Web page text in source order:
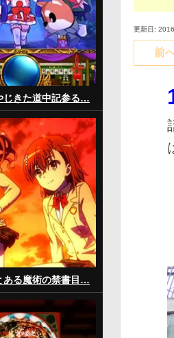
じきた道中記参る…
ある魔術の禁書目…
更新日:
前